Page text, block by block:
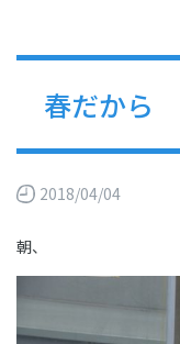
春だから
2018/04/04
朝、